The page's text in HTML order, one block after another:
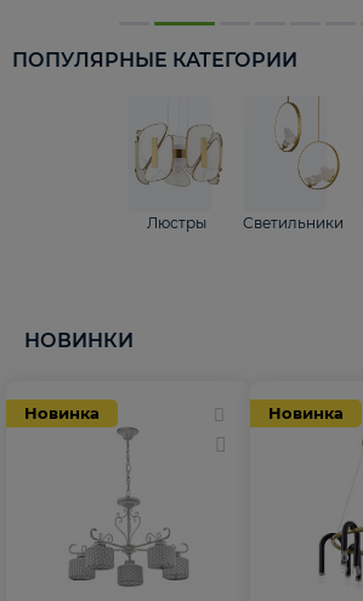
ПОПУЛЯРНЫЕ КАТЕГОРИИ
Люстры Светильники
НОВИНКИ
Новинка Новинка